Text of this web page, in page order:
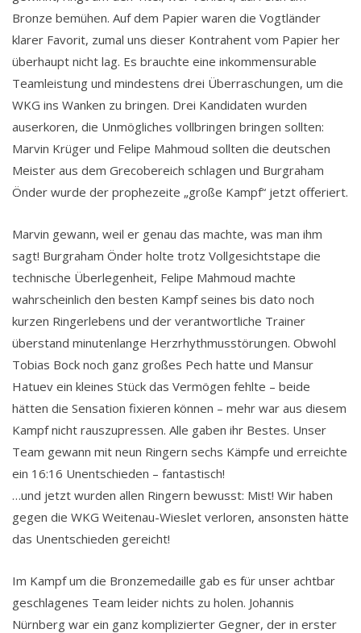
Bronze bemühen. Auf dem Papier waren die Vogtländer
klarer Favorit, zumal uns dieser Kontrahent vom Papier her
überhaupt nicht lag. Es brauchte eine inkommensurable
Teamleistung und mindestens drei Überraschungen, um die
WKG ins Wanken zu bringen. Drei Kandidaten wurden
auserkoren, die Unmögliches vollbringen bringen sollten:
Marvin Krüger und Felipe Mahmoud sollten die deutschen
Meister aus dem Grecobereich schlagen und Burgraham
Önder wurde der prophezeite „große Kampf“ jetzt offeriert.
Marvin gewann, weil er genau das machte, was man ihm
sagt! Burgraham Önder holte trotz Vollgesichtstape die
technische Überlegenheit, Felipe Mahmoud machte
wahrscheinlich den besten Kampf seines bis dato noch
kurzen Ringerlebens und der verantwortliche Trainer
überstand minutenlange Herzrhythmusstörungen. Obwohl
Tobias Bock noch ganz großes Pech hatte und Mansur
Hatuev ein kleines Stück das Vermögen fehlte – beide
hätten die Sensation fixieren können – mehr war aus diesem
Kampf nicht rauszupressen. Alle gaben ihr Bestes. Unser
Team gewann mit neun Ringern sechs Kämpfe und erreichte
ein 16:16 Unentschieden – fantastisch!
…und jetzt wurden allen Ringern bewusst: Mist! Wir haben
gegen die WKG Weitenau-Wieslet verloren, ansonsten hätte
das Unentschieden gereicht!
Im Kampf um die Bronzemedaille gab es für unser achtbar
geschlagenes Team leider nichts zu holen. Johannis
Nürnberg war ein ganz komplizierter Gegner, der in erster